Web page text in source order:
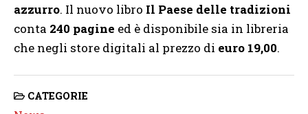
azzurro. Il nuovo libro Il Paese delle tradizioni
conta 240 pagine ed è disponibile sia in libreria
che negli store digitali al prezzo di euro 19,00.
CATEGORIE